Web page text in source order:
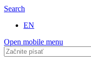
Search
EN
Open mobile menu
Hľadať: